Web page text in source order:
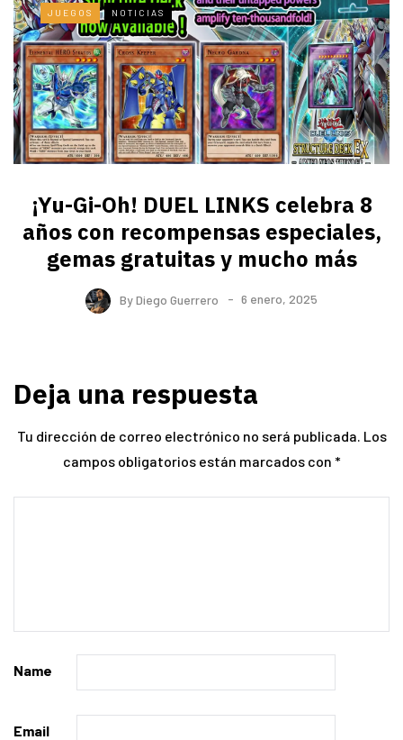
JUEGOS NOTICIAS
¡Yu-Gi-Oh! DUEL LINKS celebra 8
años con recompensas especiales,
gemas gratuitas y mucho más
ByDiego Guerrero 6 enero, 2025
Deja una respuesta
Tu dirección de correo electrónico no será publicada. Los
campos obligatorios están marcados con *
Name
Email